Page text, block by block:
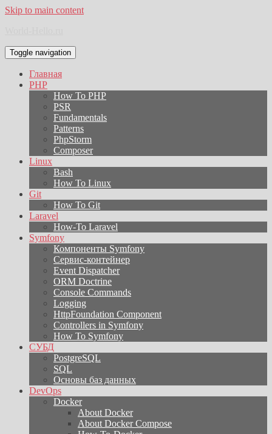
Skip to main content
Toggle navigation
Главная
PHP
How To PHP
PSR
Fundamentals
Patterns
PhpStorm
Composer
Linux
Bash
How To Linux
Git
How To Git
Laravel
How-To Laravel
Symfony
Компоненты Symfony
Сервис-контейнер
Event Dispatcher
ORM Doctrine
Console Commands
Logging
HttpFoundation Component
Controllers in Symfony
How To Symfony
СУБД
PostgreSQL
SQL
Основы баз данных
DevOps
Docker
About Docker
About Docker Compose